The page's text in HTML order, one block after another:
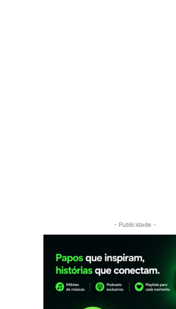
- Publicidade -